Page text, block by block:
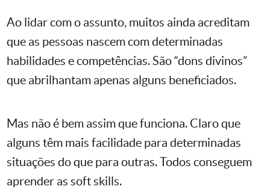
Ao lidar com o assunto, muitos ainda acreditam
que as pessoas nascem com determinadas
habilidades e competências. São “dons divinos”
que abrilhantam apenas alguns beneficiados.
Mas não é bem assim que funciona. Claro que
alguns têm mais facilidade para determinadas
situações do que para outras. Todos conseguem
aprender as soft skills.